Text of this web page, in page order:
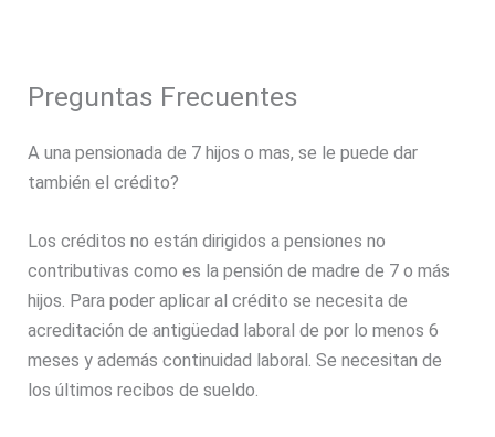
Preguntas Frecuentes
A una pensionada de 7 hijos o mas, se le puede dar
también el crédito?
Los créditos no están dirigidos a pensiones no
contributivas como es la pensión de madre de 7 o más
hijos. Para poder aplicar al crédito se necesita de
acreditación de antigüedad laboral de por lo menos 6
meses y además continuidad laboral. Se necesitan de
los últimos recibos de sueldo.